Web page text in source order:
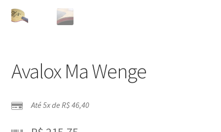
Avalox Ma Wenge
Até 5x de R$46,40